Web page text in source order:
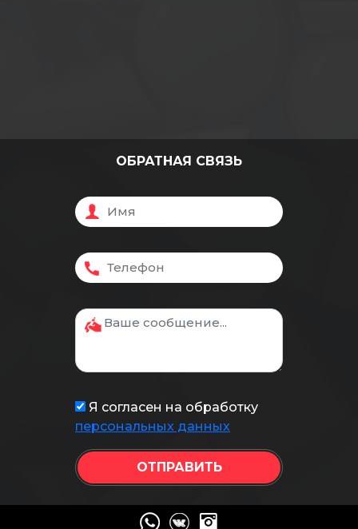
ОБРАТНАЯ СВЯЗЬ
Я согласен на обработку
персональных данных